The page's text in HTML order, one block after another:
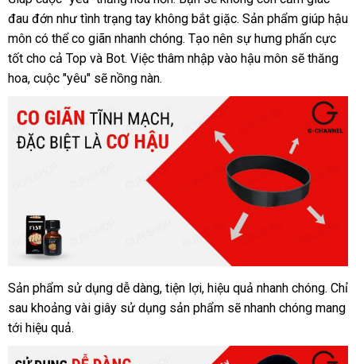
đau đớn như tình trạng tay không bắt giặc. Sản phẩm giúp hậu
môn có thể co giãn nhanh chóng. Tạo nên sự hưng phấn cực
tốt cho cả Top và Bot. Việc thâm nhập vào hậu môn sẽ thăng
hoa, cuộc "yêu" sẽ nồng nàn.
Sản phẩm sử dụng dễ dàng, tiện lợi, hiệu quả nhanh chóng. Chỉ
sau khoảng vài giây sử dụng sản phẩm sẽ nhanh chóng mang
tới hiệu quả.